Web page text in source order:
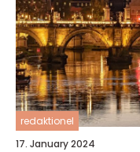
redaktionel
17. January 2024